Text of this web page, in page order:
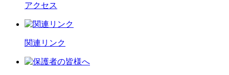
アクセス
関連リンク